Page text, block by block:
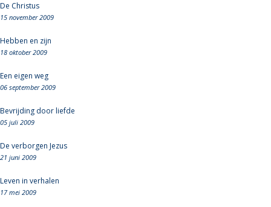
De Christus
15 november 2009
Hebben en zijn
18 oktober 2009
Een eigen weg
06 september 2009
Bevrijding door liefde
05 juli 2009
De verborgen Jezus
21 juni 2009
Leven in verhalen
17 mei 2009